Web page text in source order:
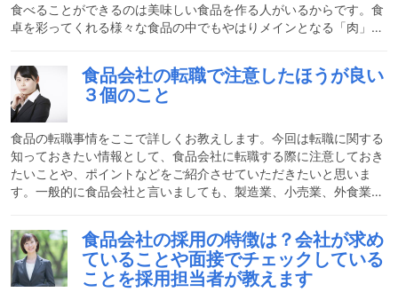
食べることができるのは美味しい食品を作る人がいるからです。食
卓を彩ってくれる様々な食品の中でもやはりメインとなる「肉」。
なかなかないですよね。今回はそんな身近なようで知られざる食肉
加工の仕事についてご説明させて頂きます。食肉加工の仕事はどん
な仕事？食肉加工の仕事は主にお肉を皆さんがスーパーで買うよう
な状態に加工するお仕事です。例えば豚肉をスライスしてパックに
詰めたり、ミンチにしたものを計って詰めたり、ハム・ソーセージ
食品会社の転職で注意したほうが良い
３個のこと
食品の転職事情をここで詳しくお教えします。今回は転職に関する
知っておきたい情報として、食品会社に転職する際に注意しておき
たいことや、ポイントなどをご紹介させていただきたいと思いま
す。一般的に食品会社と言いましても、製造業、小売業、外食業な
社の仕事に共通する点やそれぞれの業界の特徴的な点などに分類し
て説明させていただきます。食品会社の転職で注意したほうが良い
３個のこと食品業界に共通して言えることについてそれでは、まず
食品会社の転職で注意したほうが良いこととして、食品業界全体に
食品会社の採用の特徴は？会社が求め
ていることや面接でチェックしている
ことを採用担当者が教えます